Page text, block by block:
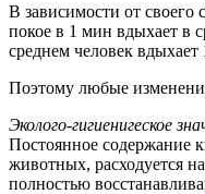
В зависимости от своего
покое в 1 мин вдыхает в
среднем человек вдыхает
Поэтому любые
Эколого-гигиенигеское
Постоянное содержание
животных, расходуется
полностью